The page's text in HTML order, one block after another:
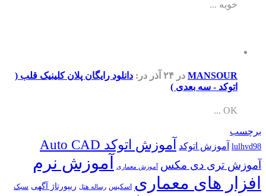
خوبه ...
MANSOUR در ۲۴ آذر در: دانلود رایگان پلان کلینیک قلب (
اتوکد - سه بعدی )
OK ...
برچسب
lulhvd98 آموزش اتوکد آموزش اتوکد Auto CAD
آموزش تری دی مکس آموزش معماری
آموزش نرم
افزار های معماری اسکیس رساله هتل ریپورتاژ آگهی سبک